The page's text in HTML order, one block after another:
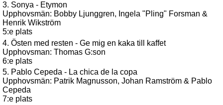
3. Sonya - Etymon
Upphovsmän: Bobby Ljunggren, Ingela "Pling" Forsman &
Henrik Wikström
5:e plats
4. Östen med resten - Ge mig en kaka till kaffet
Upphovsman: Thomas G:son
6:e plats
5. Pablo Cepeda - La chica de la copa
Upphovsmän: Patrik Magnusson, Johan Ramström & Pablo
Cepeda
7:e plats